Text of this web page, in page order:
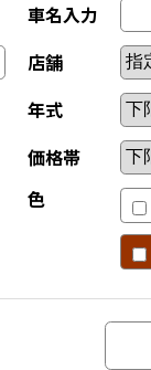
車名入力
店舗
年式
価格帯
色